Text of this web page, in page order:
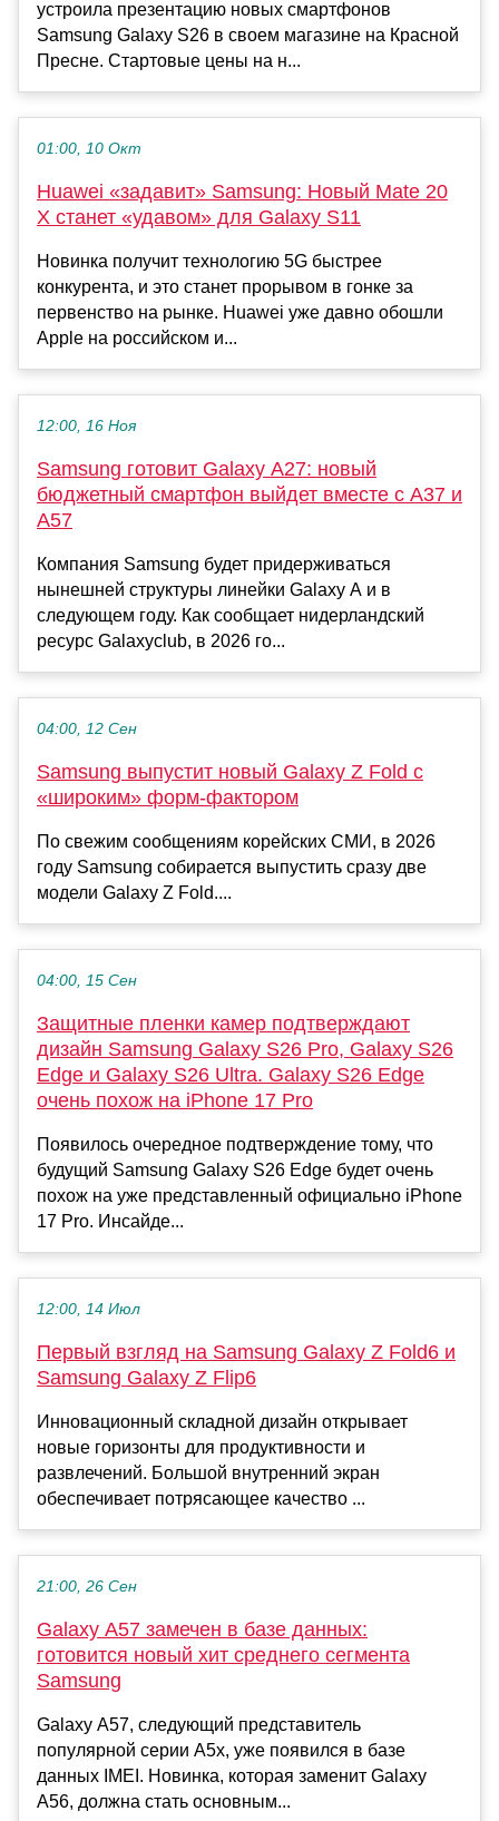
устроила презентацию новых смартфонов
Samsung Galaxy S26 в своем магазине на Красной
Пресне. Стартовые цены на н...
01:00, 10 Окт
Huawei «задавит» Samsung: Новый Mate 20
X станет «удавом» для Galaxy S11
Новинка получит технологию 5G быстрее
конкурента, и это станет прорывом в гонке за
первенство на рынке. Huawei уже давно обошли
Apple на российском и...
12:00, 16 Ноя
Samsung готовит Galaxy A27: новый
бюджетный смартфон выйдет вместе с A37 и
A57
Компания Samsung будет придерживаться
нынешней структуры линейки Galaxy A и в
следующем году. Как сообщает нидерландский
ресурс Galaxyclub, в 2026 го...
04:00, 12 Сен
Samsung выпустит новый Galaxy Z Fold с
«широким» форм-фактором
По свежим сообщениям корейских СМИ, в 2026
году Samsung собирается выпустить сразу две
модели Galaxy Z Fold....
04:00, 15 Сен
Защитные пленки камер подтверждают
дизайн Samsung Galaxy S26 Pro, Galaxy S26
Edge и Galaxy S26 Ultra. Galaxy S26 Edge
очень похож на iPhone 17 Pro
Появилось очередное подтверждение тому, что
будущий Samsung Galaxy S26 Edge будет очень
похож на уже представленный официально iPhone
17 Pro. Инсайде...
12:00, 14 Июл
Первый взгляд на Samsung Galaxy Z Fold6 и
Samsung Galaxy Z Flip6
Инновационный складной дизайн открывает
новые горизонты для продуктивности и
развлечений. Большой внутренний экран
обеспечивает потрясающее качество ...
21:00, 26 Сен
Galaxy A57 замечен в базе данных:
готовится новый хит среднего сегмента
Samsung
Galaxy A57, следующий представитель
популярной серии A5x, уже появился в базе
данных IMEI. Новинка, которая заменит Galaxy
A56, должна стать основным...